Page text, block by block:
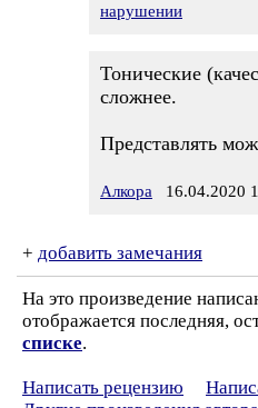
нарушении
Тонические
сложнее.
Представлять
Алкора 16.04.2020
+ добавить замечания
На это произведение
отображается последняя,
списке.
Написать рецензию